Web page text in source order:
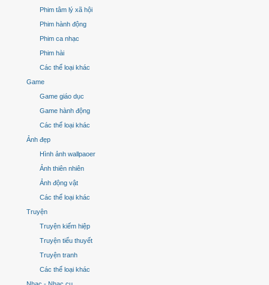
Phim tâm lý xã hội
Phim hành động
Phim ca nhạc
Phim hài
Các thể loại khác
Game
Game giáo dục
Game hành động
Các thể loại khác
Ảnh đẹp
Hình ảnh wallpaoer
Ảnh thiên nhiên
Ảnh động vật
Các thể loại khác
Truyện
Truyện kiếm hiệp
Truyện tiểu thuyết
Truyện tranh
Các thể loại khác